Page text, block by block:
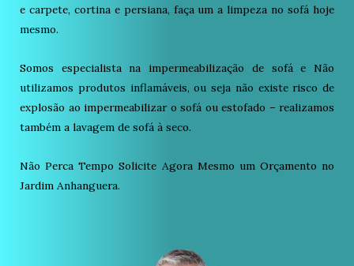
e carpete, cortina e persiana, faça um a limpeza no sofá hoje
mesmo.
Somos especialista na impermeabilização de sofá e Não
utilizamos produtos inflamáveis, ou seja não existe risco de
explosão ao impermeabilizar o sofá ou estofado – realizamos
também a lavagem de sofá à seco.
Não Perca Tempo Solicite Agora Mesmo um Orçamento no
Jardim Anhanguera.